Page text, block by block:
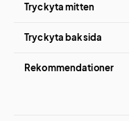
Tryckyta mitten
Tryckyta baksida
Rekommendationer